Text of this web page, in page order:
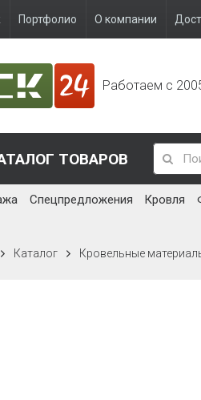
Портфолио О компании
Работаем с
ТОВАРОВ
Спецпредложения Кровля
Каталог Кровельные